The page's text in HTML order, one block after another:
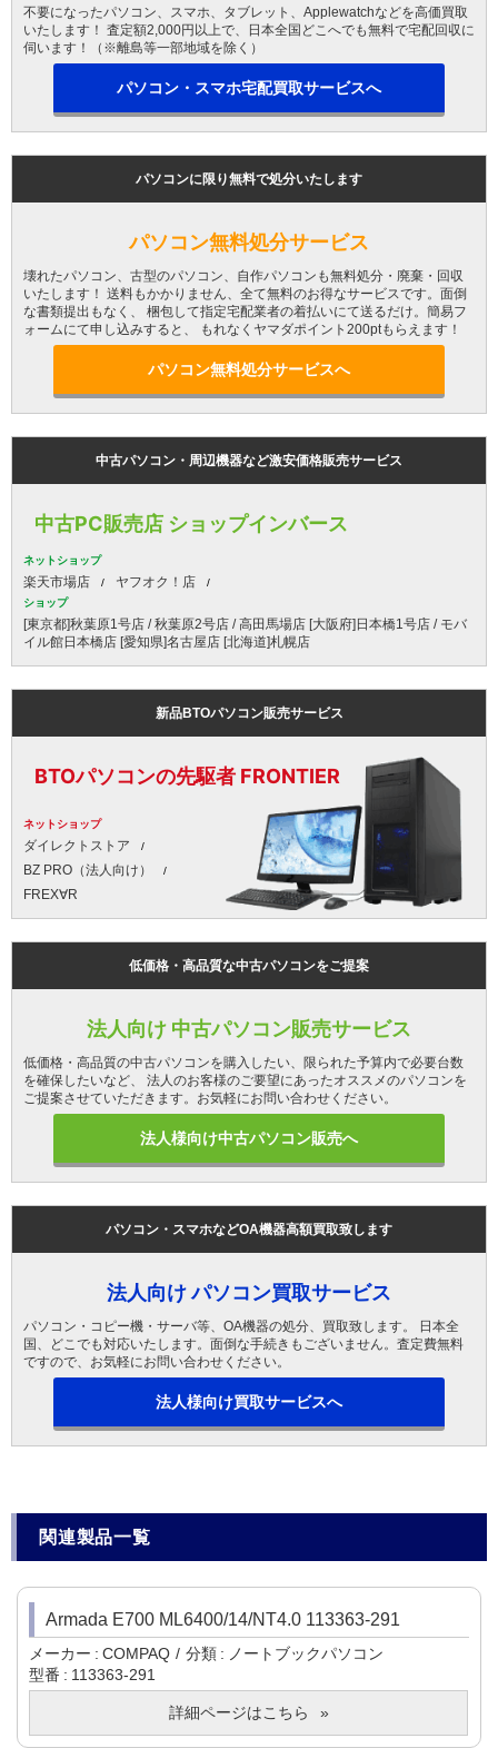
不要になったパソコン、スマホ、タブレット、Applewatchなどを高価買取
いたします！ 査定額2,000円以上で、日本全国どこへでも無料で宅配回収に
伺います！（※離島等一部地域を除く）
パソコン・スマホ宅配買取サービスへ
パソコンに限り無料で処分いたします
パソコン無料処分サービス
壊れたパソコン、古型のパソコン、自作パソコンも無料処分・廃棄・回収
いたします！ 送料もかかりません、全て無料のお得なサービスです。面倒
な書類提出もなく、 梱包して指定宅配業者の着払いにて送るだけ。簡易フ
ォームにて申し込みすると、 もれなくヤマダポイント200ptもらえます！
パソコン無料処分サービスへ
中古パソコン・周辺機器など激安価格販売サービス
中古PC販売店 ショップインバース
ネットショップ
楽天市場店 ヤフオク！店
ショップ
[東京都]秋葉原1号店 / 秋葉原2号店 / 高田馬場店 [大阪府]日本橋1号店 / モバ
イル館日本橋店 [愛知県]名古屋店 [北海道]札幌店
新品BTOパソコン販売サービス
BTOパソコンの先駆者 FRONTIER
ネットショップ
ダイレクトストア
BZ PRO（法人向け）
FREX∀R
低価格・高品質な中古パソコンをご提案
法人向け 中古パソコン販売サービス
低価格・高品質の中古パソコンを購入したい、限られた予算内で必要台数
を確保したいなど、 法人のお客様のご要望にあったオススメのパソコンを
ご提案させていただきます。お気軽にお問い合わせください。
法人様向け中古パソコン販売へ
パソコン・スマホなどOA機器高額買取致します
法人向け パソコン買取サービス
パソコン・コピー機・サーバ等、OA機器の処分、買取致します。 日本全
国、どこでも対応いたします。面倒な手続きもございません。査定費無料
ですので、お気軽にお問い合わせください。
法人様向け買取サービスへ
関連製品一覧
Armada E700 ML6400/14/NT4.0 113363-291
メーカー COMPAQ 分類
ノートブックパソコン
型番
113363-291
詳細ページはこちら